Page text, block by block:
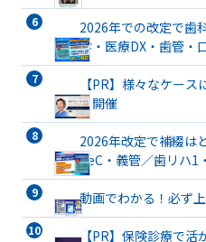
2026年での改定で歯
診・医療DX・歯管・
【PR】様々なケー
ス開催
2026年改定で補綴は
TeC・義管／歯リハ1
ト有床義歯まで詳解
動画でわかる！必ず
【PR】保険診療で活